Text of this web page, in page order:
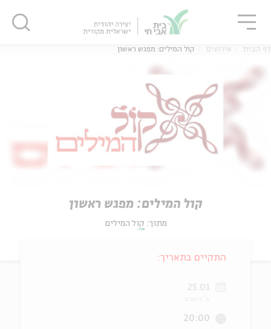
דף הבית אירועים קול המילים: מפגש ראשון
קול המילים: מפגש ראשון
מתוך: קול המילים
התקיים בתאריך:
25.01
20:00
סגור